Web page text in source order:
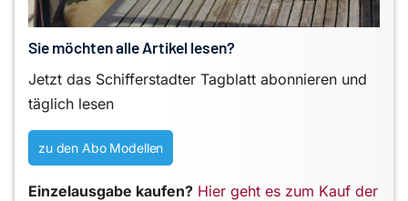
Sie möchten alle Artikel lesen?
Jetzt das Schifferstadter Tagblatt abonnieren und
täglich lesen
zu den Abo Modellen
Einzelausgabe kaufen? Hier geht es zum Kauf der